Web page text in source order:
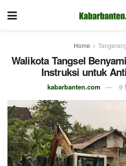
Home
Walikota Tangsel
Instruksi untuk
kabarbanten.com 9